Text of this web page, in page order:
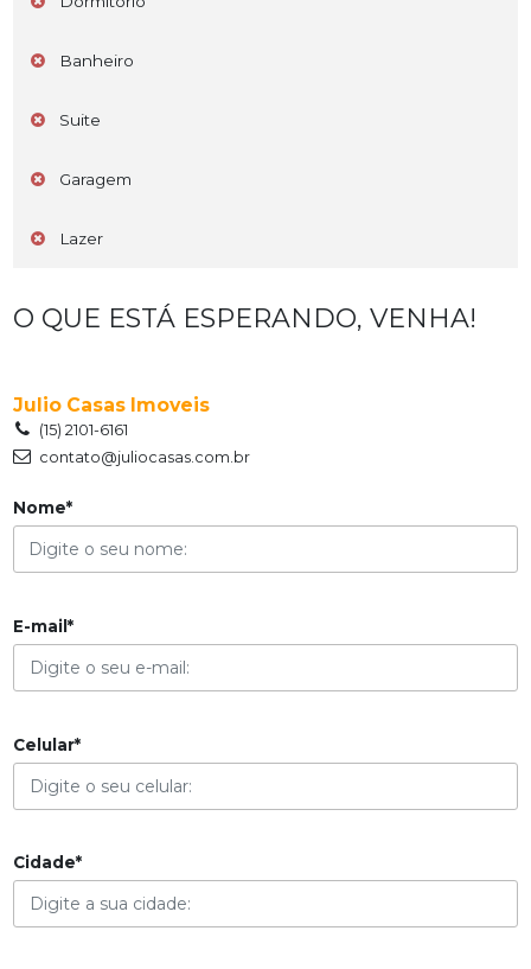
Banheiro
Suite
Garagem
Lazer
O QUE ESTÁ ESPERANDO, VENHA!
Julio Casas Imoveis
(15) 2101-6161
contato@juliocasas.com.br
Nome*
E-mail*
Celular*
Cidade*